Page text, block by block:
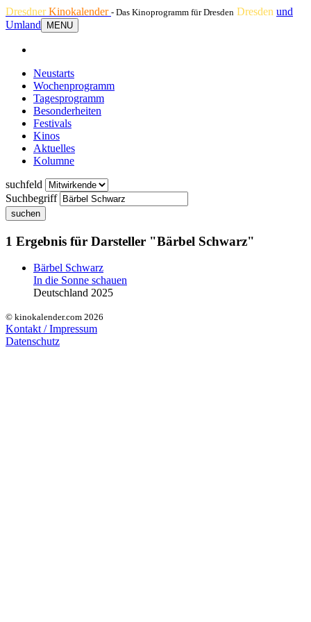
DresdnerKinokalender - Das Kinoprogramm für Dresden Dresden und
Umland
MENU
Neustarts
Wochenprogramm
Tagesprogramm
Besonderheiten
Festivals
Kinos
Aktuelles
Kolumne
suchfeld
Suchbegriff
suchen
1 Ergebnis für Darsteller "Bärbel Schwarz"
Bärbel Schwarz
In die Sonne schauen
Deutschland 2025
© kinokalender.com 2026
Kontakt / Impressum
Datenschutz